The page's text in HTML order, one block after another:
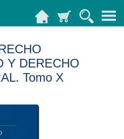
Y DERECHO
Tomo X